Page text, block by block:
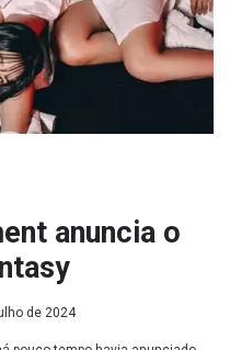
anuncia o
de 2024